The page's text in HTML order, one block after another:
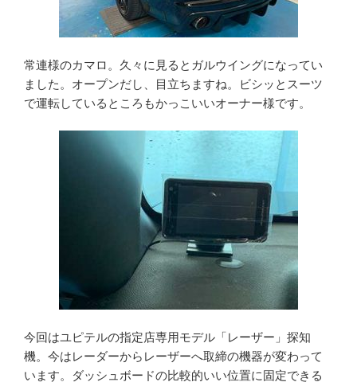
常連様のカマロ。久々に見るとガルウイングになってい
ました。オープンだし、目立ちますね。ビシッとスーツ
で運転しているところもかっこいいオーナー様です。
今回はユピテルの指定店専用モデル「レーザー」探知
機。今はレーダーからレーザーへ取締の機器が変わって
います。ダッシュボードの比較的いい位置に固定できる